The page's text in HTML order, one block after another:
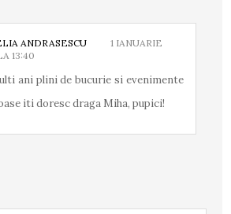
ANDRASESCU
1 IANUARIE
13:40
ani plini de bucurie si evenimente
iti doresc draga Miha, pupici!